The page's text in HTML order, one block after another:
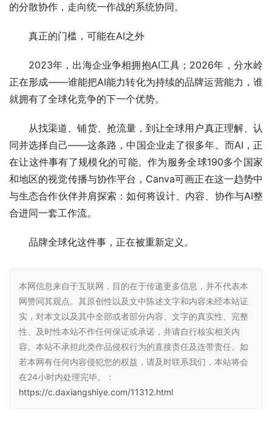
的分散协作，走向统一作战的系统协同。
真正的门槛，可能在AI之外
2023年，出海企业争相拥抱AI工具；2026年，分水岭
正在形成——谁能把AI能力转化为持续的品牌运营能力，谁
就拥有了全球化竞争的下一个优势。
从找渠道、铺货、抢流量，到让全球用户真正理解、认
同并选择自己——这条路，中国企业走了很多年。而AI，正
在让这件事有了规模化的可能。作为服务全球190多个国家
和地区的视觉传播与协作平台，Canva可画正在这一趋势中
与生态合作伙伴并肩探索：如何将设计、内容、协作与AI整
合进同一套工作流。
品牌全球化这件事，正在被重新定义。
本网信息来自于互联网，目的在于传递更多信息，并不代表本
网赞同其观点。其原创性以及文中陈述文字和内容未经本站证
实，对本文以及其中全部或者部分内容、文字的真实性、完整
性、及时性本站不作任何保证或承诺，并请自行核实相关内
容。本站不承担此类作品侵权行为的直接责任及连带责任。如
若本网有任何内容侵犯您的权益，请及时联系我们，本站将会
在24小时内处理完毕。：
https://c.daxiangshiye.com/11312.html